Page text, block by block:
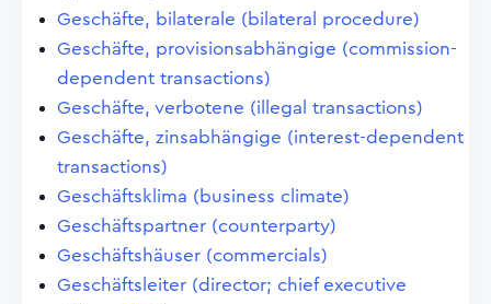
Geschäfte, bilaterale (bilateral procedure)
Geschäfte, provisionsabhängige (commission-
dependent transactions)
Geschäfte, verbotene (illegal transactions)
Geschäfte, zinsabhängige (interest-dependent
transactions)
Geschäftsklima (business climate)
Geschäftspartner (counterparty)
Geschäftshäuser (commercials)
Geschäftsleiter (director; chief executive